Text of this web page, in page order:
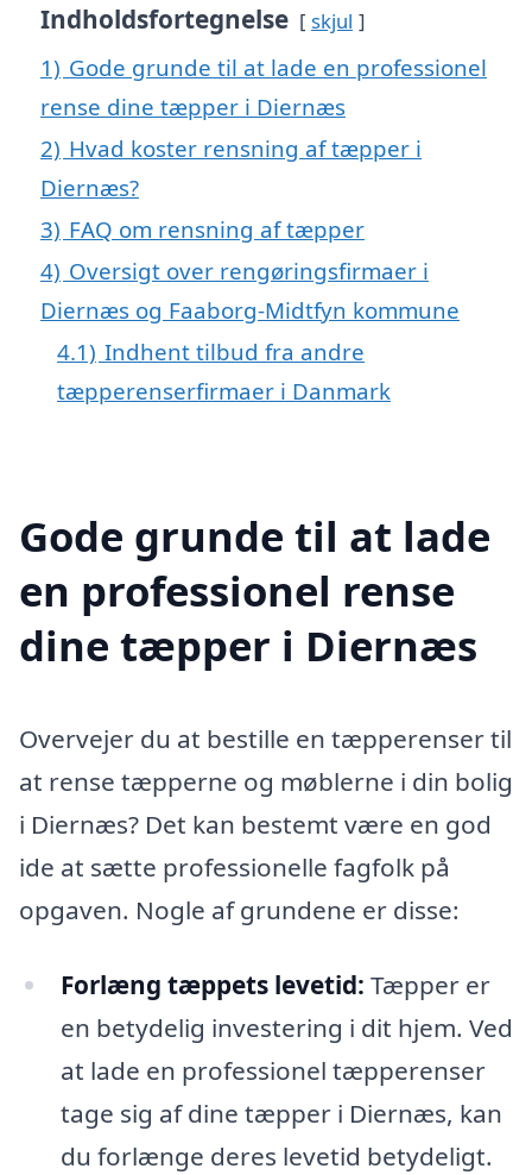
Indholdsfortegnelse skjul
1) Gode grunde til at lade en professionel
rense dine tæpper i Diernæs
2) Hvad koster rensning af tæpper i
Diernæs?
3) FAQ om rensning af tæpper
4) Oversigt over rengøringsfirmaer i
Diernæs og Faaborg-Midtfyn kommune
4.1) Indhent tilbud fra andre
tæpperenserfirmaer i Danmark
Gode grunde til at lade
en professionel rense
dine tæpper i Diernæs
Overvejer du at bestille en tæpperenser til
at rense tæpperne og møblerne i din bolig
i Diernæs? Det kan bestemt være en god
ide at sætte professionelle fagfolk på
opgaven. Nogle af grundene er disse:
Forlæng tæppets levetid: Tæpper er
en betydelig investering i dit hjem. Ved
at lade en professionel tæpperenser
tage sig af dine tæpper i Diernæs, kan
du forlænge deres levetid betydeligt.